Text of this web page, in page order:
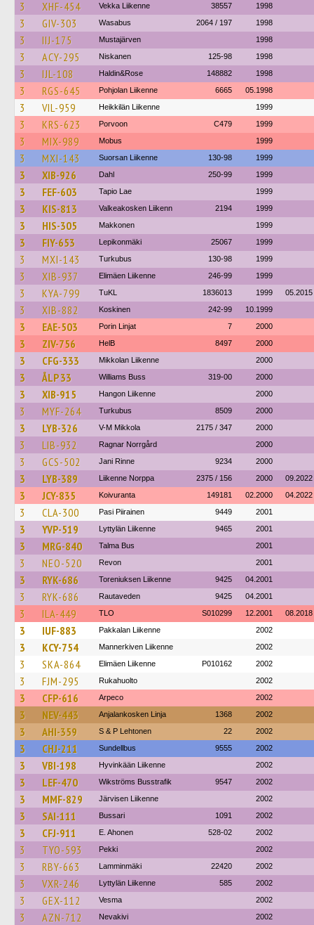
3 XHF-454 Vekka Liikenne 38557 1998
3 GIV-303 Wasabus 2064 / 197 1998
3 IIJ-175 Mustajärven 1998
3 ACY-295 Niskanen 125-98 1998
3 IJL-108 Haldin&Rose 148882 1998
3 RGS-645 Pohjolan Liikenne 6665 05.1998
3 VIL-959 Heikkilän Liikenne 1999
3 KRS-623 Porvoon C479 1999
3 MIX-989 Mobus 1999
3 MXI-143 Suorsan Liikenne 130-98 1999
3 XIB-926 Dahl 250-99 1999
3 FEF-603 Tapio Lae 1999
3 KIS-813 Valkeakosken Liikenn 2194 1999
3 HIS-305 Makkonen 1999
3 FIY-653 Lepikonmäki 25067 1999
3 MXI-143 Turkubus 130-98 1999
3 XIB-937 Elimäen Liikenne 246-99 1999
3 KYA-799 TuKL 1836013 1999 05.2015
3 XIB-882 Koskinen 242-99 10.1999
3 EAE-503 Porin Linjat 7 2000
3 ZIV-756 HelB 8497 2000
3 CFG-333 Mikkolan Liikenne 2000
3 ÅLP 33 Williams Buss 319-00 2000
3 XIB-915 Hangon Liikenne 2000
3 MYF-264 Turkubus 8509 2000
3 LYB-326 V-M Mikkola 2175 / 347 2000
3 LIB-932 Ragnar Norrgård 2000
3 GCS-502 Jani Rinne 9234 2000
3 LYB-389 Liikenne Norppa 2375 / 156 2000 09.2022
3 JCY-835 Koivuranta 149181 02.2000 04.2022
3 CLA-300 Pasi Piirainen 9449 2001
3 YVP-519 Lyttylän Liikenne 9465 2001
3 MRG-840 Talma Bus 2001
3 NEO-520 Revon 2001
3 RYK-686 Toreniuksen Liikenne 9425 04.2001
3 RYK-686 Rautaveden 9425 04.2001
3 ILA-449 TLO S010299 12.2001 08.2018
3 IUF-883 Pakkalan Liikenne 2002
3 KCY-754 Mannerkiven Liikenne 2002
3 SKA-864 Elimäen Liikenne P010162 2002
3 FJM-295 Rukahuolto 2002
3 CFP-616 Arpeco 2002
3 NEV-443 Anjalankosken Linja 1368 2002
3 AHI-359 S & P Lehtonen 22 2002
3 CHJ-211 Sundellbus 9555 2002
3 VBI-198 Hyvinkään Liikenne 2002
3 LEF-470 Wikströms Busstrafik 9547 2002
3 MMF-829 Järvisen Liikenne 2002
3 SAI-111 Bussari 1091 2002
3 CFJ-911 E. Ahonen 528-02 2002
3 TYO-593 Pekki 2002
3 RBY-663 Lamminmäki 22420 2002
3 VXR-246 Lyttylän Liikenne 585 2002
3 GEX-112 Vesma 2002
3 AZN-712 Nevakivi 2002